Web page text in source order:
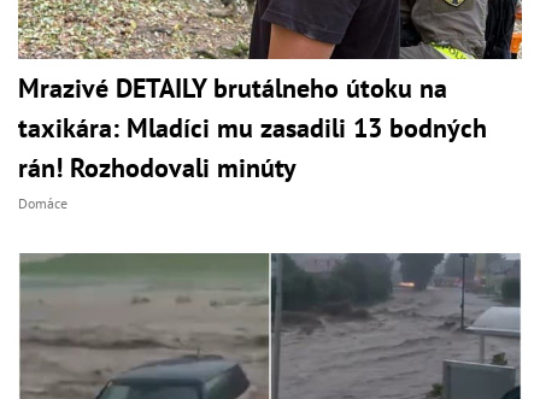
Mrazivé DETAILY brutálneho útoku na
taxikára: Mladíci mu zasadili 13 bodných
rán! Rozhodovali minúty
Domáce